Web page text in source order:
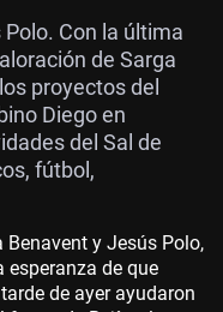
Con la última
de Sarga
proyectos del
Diego en
del Sal de
fútbol,
Benavent y Jesús Polo,
esperanza de que
de ayer ayudaron